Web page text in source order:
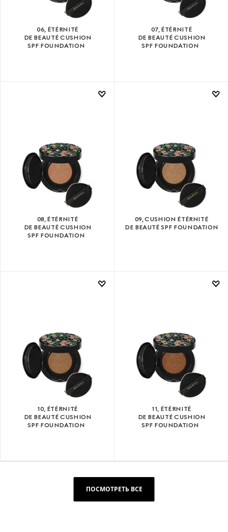
06, ÉTÉRNITÉ
DE BEAUTÉ CUSHION
SPF FOUNDATION
07, ÉTÉRNITÉ
DE BEAUTÉ CUSHION
SPF FOUNDATION
08, ÉTÉRNITÉ
DE BEAUTÉ CUSHION
SPF FOUNDATION
09, CUSHION ÉTÉRNITÉ
DE BEAUTÉ SPF FOUNDATION
10, ÉTÉRNITÉ
DE BEAUTÉ CUSHION
SPF FOUNDATION
11, ÉTÉRNITÉ
DE BEAUTÉ CUSHION
SPF FOUNDATION
ПОСМОТРЕТЬ ВСЕ